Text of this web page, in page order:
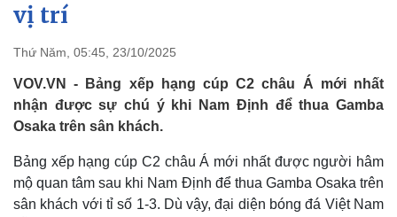
Quốc hội
Nhận diện sự thật
vị trí
Thứ Năm, 05:45, 23/10/2025
VOV.VN - Bảng xếp hạng cúp C2 châu Á mới nhất
nhận được sự chú ý khi Nam Định để thua Gamba
Osaka trên sân khách.
Bảng xếp hạng cúp C2 châu Á mới nhất được người hâm
mộ quan tâm sau khi Nam Định để thua Gamba Osaka trên
sân khách với tỉ số 1-3. Dù vậy, đại diện bóng đá Việt Nam